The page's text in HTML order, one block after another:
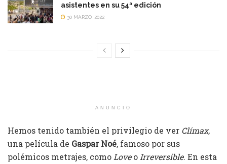
asistentes en su 54ª edición
30 MARZO, 2022
ANUNCIO
Hemos tenido también el privilegio de ver Clímax,
una película de Gaspar Noé, famoso por sus
polémicos metrajes, comoLoveoIrreversible. En esta